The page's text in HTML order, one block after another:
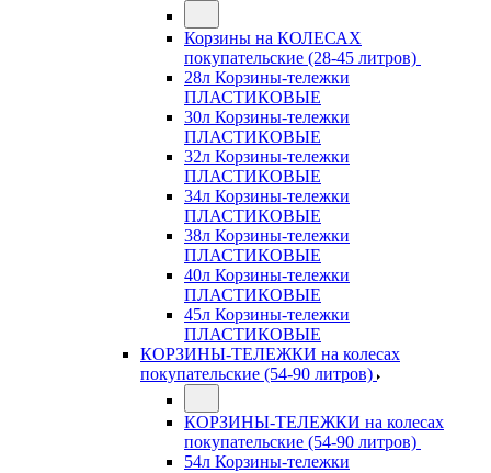
Корзины на КОЛЕСАХ
покупательские (28-45 литров)
28л Корзины-тележки
ПЛАСТИКОВЫЕ
30л Корзины-тележки
ПЛАСТИКОВЫЕ
32л Корзины-тележки
ПЛАСТИКОВЫЕ
34л Корзины-тележки
ПЛАСТИКОВЫЕ
38л Корзины-тележки
ПЛАСТИКОВЫЕ
40л Корзины-тележки
ПЛАСТИКОВЫЕ
45л Корзины-тележки
ПЛАСТИКОВЫЕ
КОРЗИНЫ-ТЕЛЕЖКИ на колесах
покупательские (54-90 литров)
КОРЗИНЫ-ТЕЛЕЖКИ на колесах
покупательские (54-90 литров)
54л Корзины-тележки